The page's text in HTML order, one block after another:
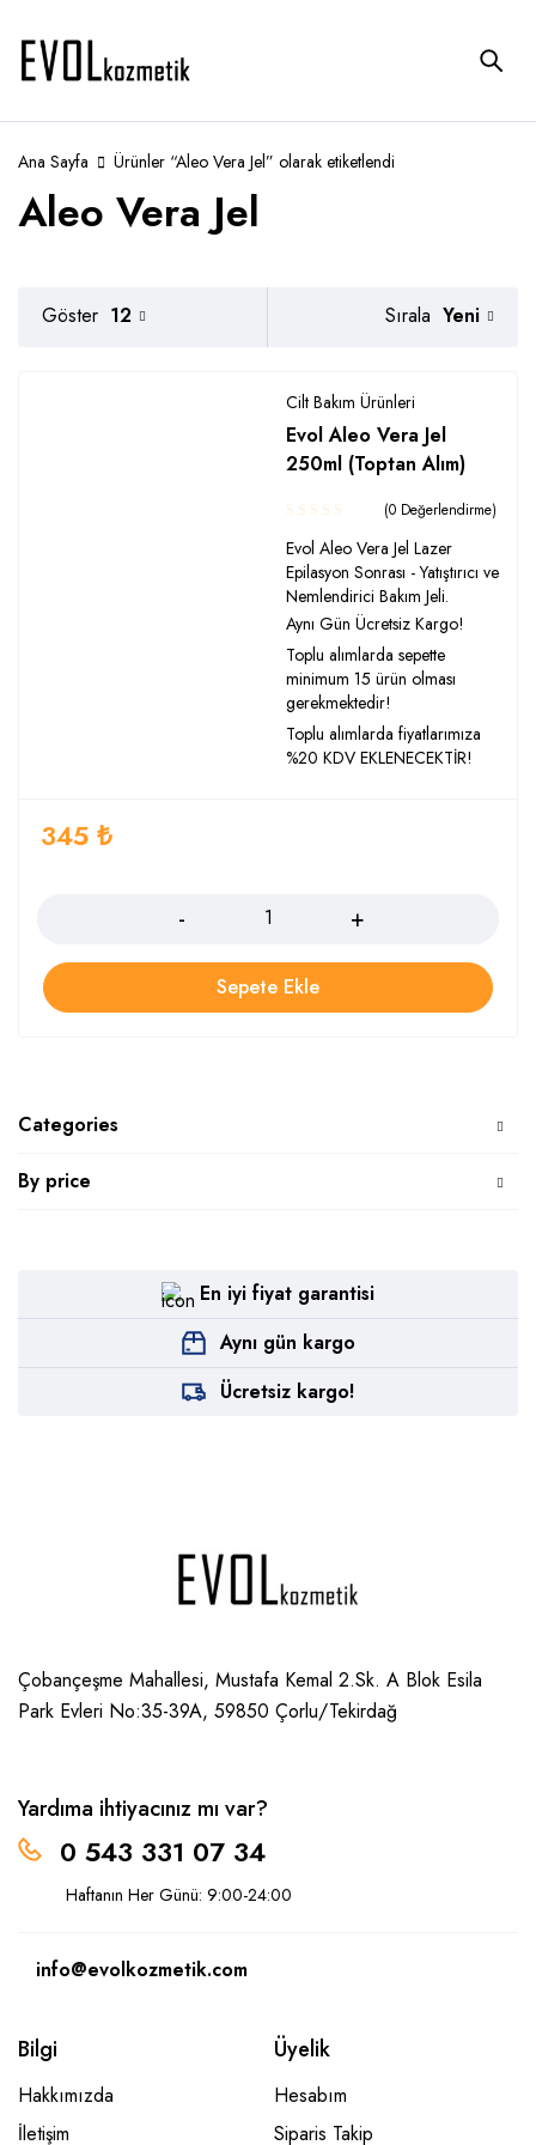
Ana Sayfa Ürünler “Aleo Vera Jel” olarak etiketlendi
Aleo Vera Jel
Categories
By price
Sırala Yeni
Göster 12
Cilt Bakım Ürünleri
Evol Aleo Vera Jel
250ml (Toptan Alım)
(0 Değerlendirme)
Evol Aleo Vera Jel Lazer
Epilasyon Sonrası - Yatıştırıcı ve
Nemlendirici Bakım Jeli.
Aynı Gün Ücretsiz Kargo!
Toplu alımlarda sepette
minimum 15 ürün olması
gerekmektedir!
Toplu alımlarda fiyatlarımıza
%20 KDV EKLENECEKTİR!
345 ₺
Sepete Ekle
En iyi fiyat garantisi
Aynı gün kargo
Ücretsiz kargo!
Çobançeşme Mahallesi, Mustafa Kemal 2.Sk. A Blok Esila
Park Evleri No:35-39A, 59850 Çorlu/Tekirdağ
Yardıma ihtiyacınız mı var?
0 543 331 07 34
Haftanın Her Günü: 9:00-24:00
info@evolkozmetik.com
Bilgi
Hakkımızda
İletişim
Üyelik
Hesabım
Siparis Takip